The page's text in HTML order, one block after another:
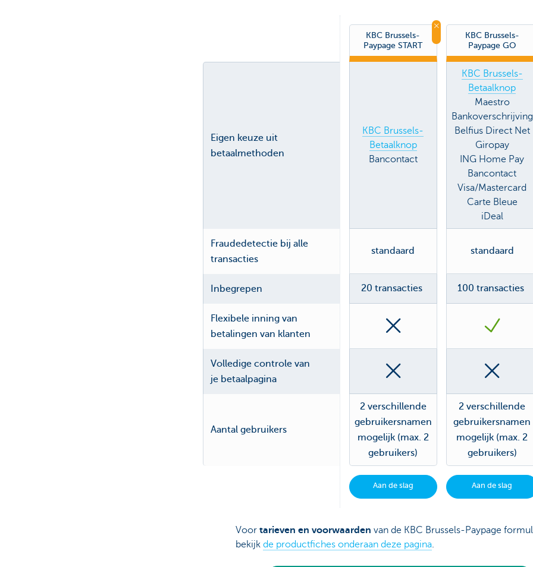
Eigen keuze uit
betaalmethoden
Fraudedetectie bij alle
transacties
Inbegrepen
Flexibele inning van
betalingen van klanten
Volledige controle van
je betaalpagina
Aantal gebruikers
KBC Brussels-
Paypage START
KBC Brussels-
Paypage GO
KBC Brussels-
Betaalknop
Bancontact
KBC Brussels-
Betaalknop
Maestro
Bankoverschrijving
Belfius Direct Net
Giropay
ING Home Pay
Bancontact
Visa/Mastercard
Carte Bleue
iDeal
standaard standaard
20 transacties 100 transacties
2 verschillende
gebruikersnamen
mogelijk (max. 2
gebruikers)
2 verschillende
gebruikersnamen
mogelijk (max. 2
gebruikers)
Aan de slag Aan de slag
Voor tarieven en voorwaarden van de KBC Brussels-Paypage
bekijk de productfiches onderaan deze pagina.